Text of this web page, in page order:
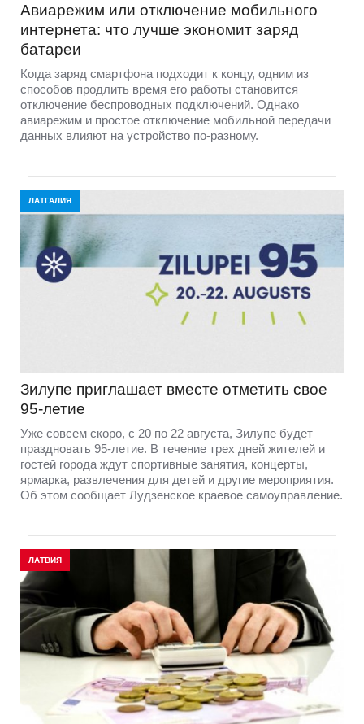
Авиарежим или отключение мобильного
интернета: что лучше экономит заряд
батареи
Когда заряд смартфона подходит к концу, одним из
способов продлить время его работы становится
отключение беспроводных подключений. Однако
авиарежим и простое отключение мобильной передачи
данных влияют на устройство по-разному.
ЛАТГАЛИЯ
Зилупе приглашает вместе отметить свое
95-летие
Уже совсем скоро, с 20 по 22 августа, Зилупе будет
праздновать 95-летие. В течение трех дней жителей и
гостей города ждут спортивные занятия, концерты,
ярмарка, развлечения для детей и другие мероприятия.
Об этом сообщает Лудзенское краевое самоуправление.
ЛАТВИЯ